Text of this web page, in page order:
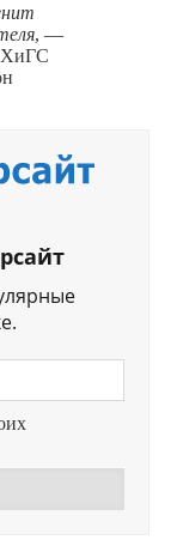
, —